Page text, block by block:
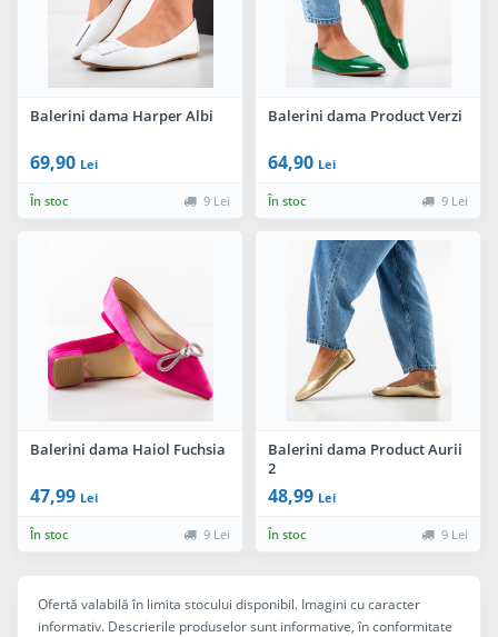
Balerini dama Harper Albi
69,90 Lei
În stoc 9 Lei
Balerini dama Product Verzi
64,90 Lei
În stoc 9 Lei
Balerini dama Haiol Fuchsia
47,99 Lei
În stoc 9 Lei
Balerini dama Product Aurii
2
48,99 Lei
În stoc 9 Lei
Ofertă valabilă în limita stocului disponibil. Imagini cu caracter
informativ. Descrierile produselor sunt informative, în conformitate